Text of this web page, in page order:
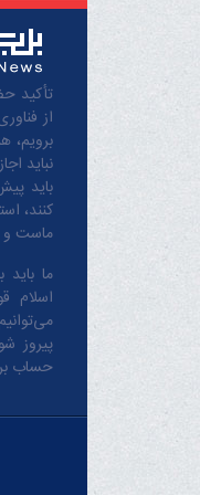
تأکید
از
برویم،
نباید
باید
کنند،
ماست و
ما
اسلام
پیروز
حساب